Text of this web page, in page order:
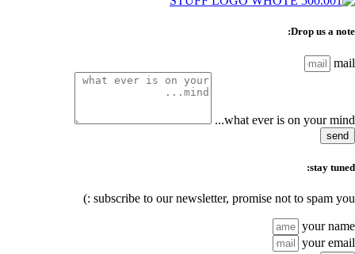
Drop us a note:
mail
what ever is on your mind...
send
stay tuned:
subscribe to our newsletter, promise not to spam you :)
your name
your email